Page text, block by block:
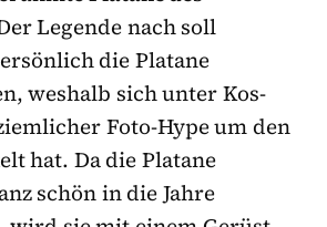
Legende nach soll
die Platane
weshalb sich unter Kos-
Foto-Hype um den
hat. Da die Platane
schön in die Jahre